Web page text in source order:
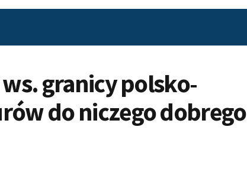
granicy polsko-
do niczego dobrego